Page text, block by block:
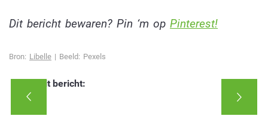
Dit bericht bewaren? Pin ‘m op Pinterest!
Bron: Libelle | Beeld: Pexels
Deel dit bericht: